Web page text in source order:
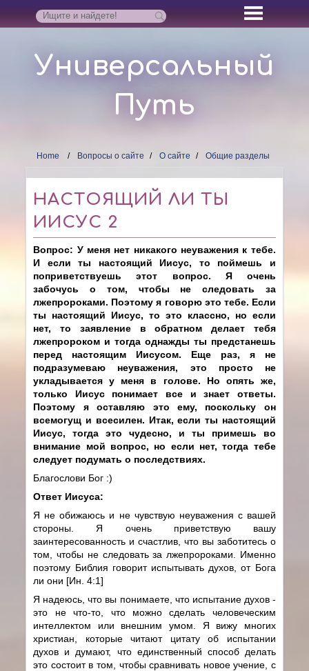
Универсальный
Путь
Home Вопросы о сайте О сайте Общие разделы
НАСТОЯЩИЙ ЛИ ТЫ
ИИСУС 2
Вопрос: У меня нет никакого неуважения к тебе.
И если ты настоящий Иисус, то поймешь и
поприветствуешь этот вопрос. Я очень
забочусь о том, чтобы не следовать за
лжепророками. Поэтому я говорю это тебе. Если
ты настоящий Иисус, то это классно, но если
нет, то заявление в обратном делает тебя
лжепророком и тогда однажды ты предстанешь
перед настоящим Иисусом. Еще раз, я не
подразумеваю неуважения, это просто не
укладывается у меня в голове. Но опять же,
только Иисус понимает все и знает ответы.
Поэтому я оставляю это ему, поскольку он
всемогущ и всесилен. Итак, если ты настоящий
Иисус, тогда это чудесно, и ты примешь во
внимание мой вопрос, но если нет, тогда тебе
следует подумать о последствиях.
Благослови Бог :)
Ответ Иисуса:
Я не обижаюсь и не чувствую неуважения с вашей
стороны. Я очень приветствую вашу
заинтересованность и счастлив, что вы заботитесь о
том, чтобы не следовать за лжепророками. Именно
поэтому Библия говорит испытывать духов, от Бога
ли они [Ин. 4:1]
Я надеюсь, что вы понимаете, что испытание духов -
это не что-то, что можно сделать человеческим
интеллектом или внешним умом. Я вижу многих
христиан, которые читают цитату об испытании
духов и думают, что единственный способ делать
это состоит в том, чтобы сравнивать новое учение, с